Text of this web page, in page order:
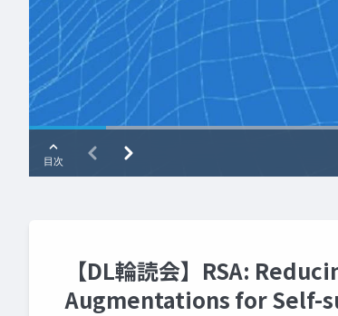
【DL輪読会】RSA:
Augmentations for Self-